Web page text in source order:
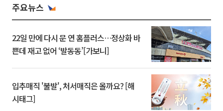
주요뉴스
22일 만에 다시 문 연 홈플러스…정상화 바
쁜데 재고 없어 ‘발동동’[가보니]
입추매직 '불발', 처서매직은 올까요? [해
시태그]